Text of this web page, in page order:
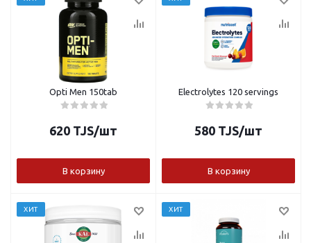
Opti Men 150tab
620 TJS/шт
В корзину
Electrolytes 120 servings
580 TJS/шт
В корзину
ХИТ ХИТ